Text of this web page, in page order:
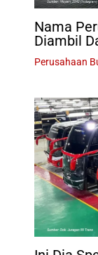
Nama
Diambil
Perusahaan